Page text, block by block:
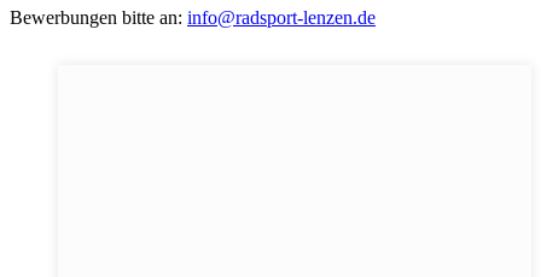
Bewerbungen bitte an: info@radsport-lenzen.de